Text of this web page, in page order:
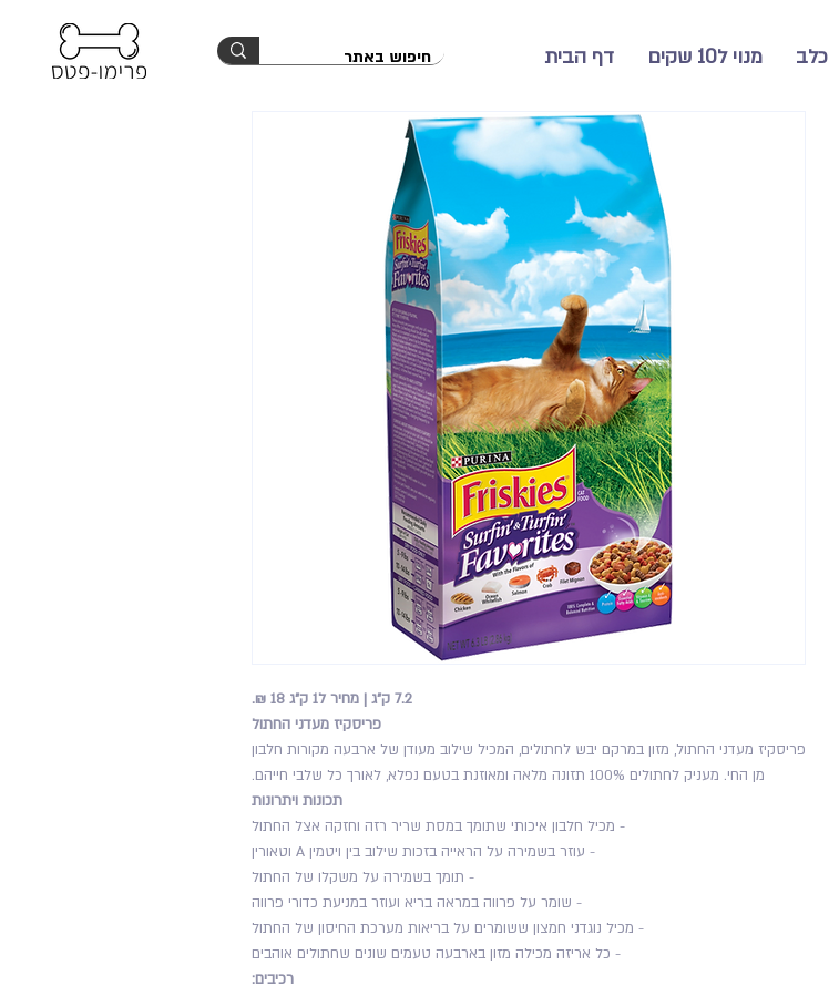
דף הבית מנוי ל10 שקים כלב
7.2 ק"ג | מחיר ל1 ק"ג 18 ₪.
פריסקיז מעדני החתול
פריסקיז מעדני החתול, מזון במרקם יבש לחתולים, המכיל שילוב מעודן של ארבעה מקורות חלבון
מן החי. מעניק לחתולים 100% תזונה מלאה ומאוזנת בטעם נפלא, לאורך כל שלבי חייהם.
תכונות ויתרונות
- מכיל חלבון איכותי שתומך במסת שריר רזה וחזקה אצל החתול
- עוזר בשמירה על הראייה בזכות שילוב בין ויטמין A וטאורין
- תומך בשמירה על משקלו של החתול
- שומר על פרווה במראה בריא ועוזר במניעת כדורי פרווה
- מכיל נוגדני חמצון ששומרים על בריאות מערכת החיסון של החתול
- כל אריזה מכילה מזון בארבעה טעמים שונים שחתולים אוהבים
רכיבים: